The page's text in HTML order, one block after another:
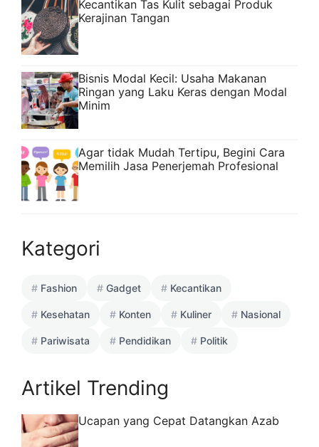
Kecantikan Tas Kulit sebagai Produk
Kerajinan Tangan
Bisnis Modal Kecil: Usaha Makanan
Ringan yang Laku Keras dengan Modal
Minim
Agar tidak Mudah Tertipu, Begini Cara
Memilih Jasa Penerjemah Profesional
Kategori
Fashion Gadget Kecantikan
Kesehatan Konten Kuliner Nasional
Pariwisata Pendidikan Politik
Artikel Trending
Ucapan yang Cepat Datangkan Azab